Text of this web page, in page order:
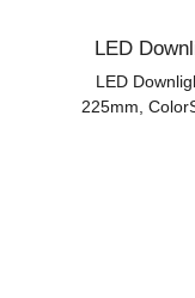
LED
LED
225mm,